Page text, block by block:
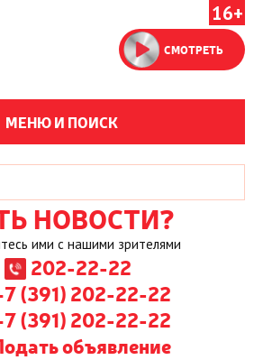
16+
СМОТРЕТЬ
МЕНЮ И ПОИСК
НОВОСТИ?
ими с нашими зрителями
202-22-22
(391) 202-22-22
(391) 202-22-22
объявление